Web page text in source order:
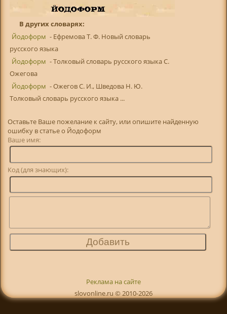
В других словарях:
Йодоформ - Ефремова Т. Ф. Новый словарь
русского языка
Йодоформ - Толковый словарь русского языка С.
Ожегова
Йодоформ - Ожегов С. И., Шведова Н. Ю.
Толковый словарь русского языка ...
Оставьте Ваше пожелание к сайту, или опишите найденную
ошибку в статье о Йодоформ
Ваше имя:
Код (для знающих):
Реклама на сайте
slovonline.ru © 2010-2026